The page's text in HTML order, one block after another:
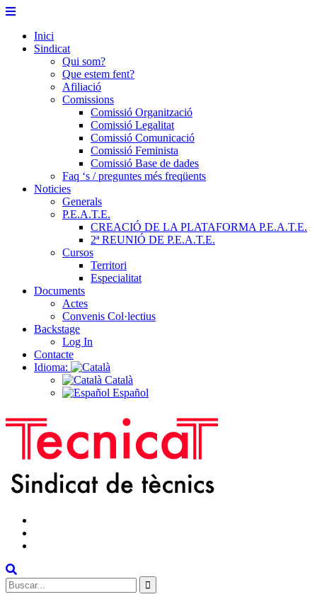
Skip
contentInici
Sindicat
Qui som?
Que estem fent?
Afiliació
Comissions
Comissió Organització
Comissió Legalitat
Comissió Comunicació
Comissió Feminista
Comissió Base de dades
Faq ‘s / preguntes més freqüents
Noticies
Generals
P.E.A.T.E.
CREACIÓ DE LA PLATAFORMA P.E.A.T.E.
2ª REUNIÓ DE P.E.A.T.E.
Cursos
Territori
Especialitat
Documents
Actes
Convenis Col·lectius
Backstage
Log In
Contacte
Idioma:
Català
Español
Search
for: